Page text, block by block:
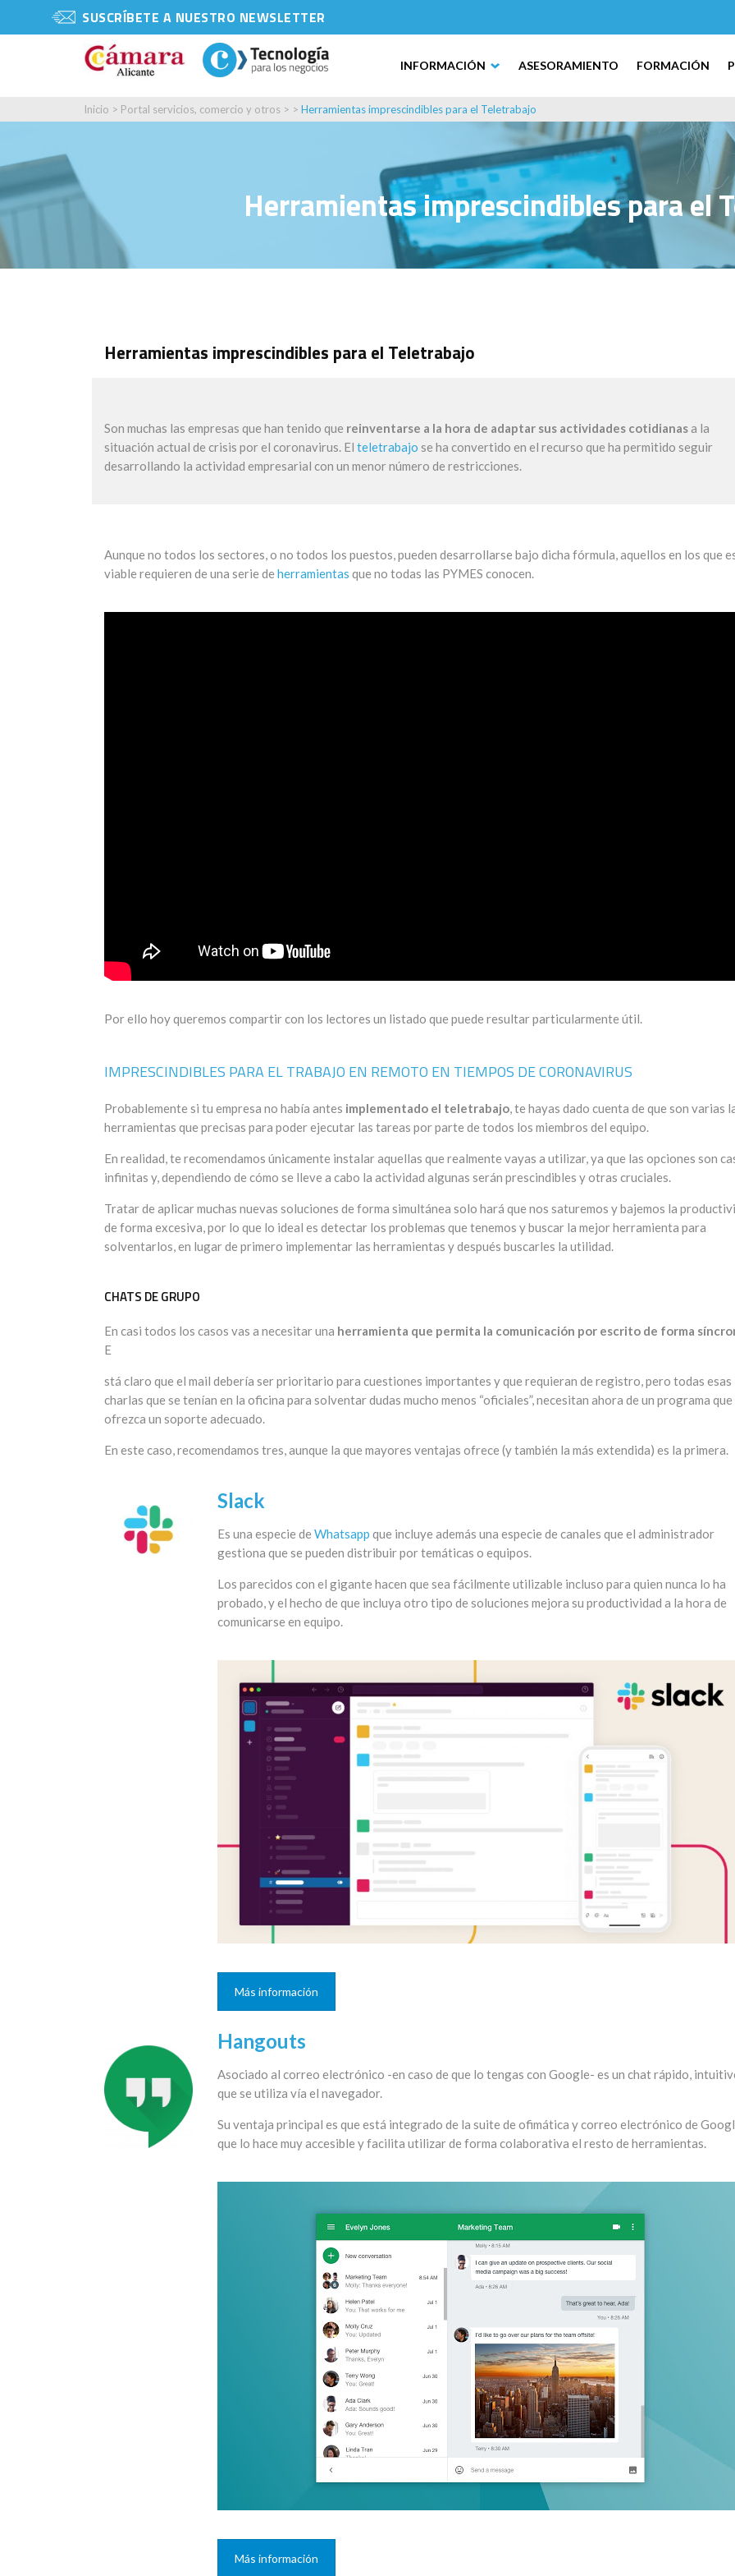
SUSCRÍBETE A NUESTRO NEWSLETTER
INFORMACIÓN ASESORAMIENTO FORMACIÓN
Inicio > Portal servicios, comercio y otros > > Herramientas imprescindibles para el Teletrabajo
Herramientas imprescindibles para el
Herramientas imprescindibles para el Teletrabajo
Son muchas las empresas que han tenido que reinventarse a la hora de adaptar sus actividades cotidianasa la
situación actual de crisis por el coronavirus. El teletrabajo se ha convertido en el recurso que ha permitido seguir
desarrollando la actividad empresarial con un menor número de restricciones.
Aunque no todos los sectores, o no todos los puestos, pueden desarrollarse bajo dicha fórmula, aquellos en los que
viable requieren de una serie de herramientas que no todas las PYMES conocen.
Por ello hoy queremos compartir con los lectores un listado que puede resultar particularmente útil.
IMPRESCINDIBLES PARA EL TRABAJO EN REMOTO EN TIEMPOS DE CORONAVIRUS
Probablemente si tu empresa no había antes implementado el teletrabajo, te hayas dado cuenta de que son varias
herramientas que precisas para poder ejecutar las tareas por parte de todos los miembros del equipo.
En realidad, te recomendamos únicamente instalar aquellas que realmente vayas a utilizar, ya que las opciones son
infinitas y, dependiendo de cómo se lleve a cabo la actividad algunas serán prescindibles y otras cruciales.
Tratar de aplicar muchas nuevas soluciones de forma simultánea solo hará que nos saturemos y bajemos la
de forma excesiva, por lo que lo ideal es detectar los problemas que tenemos y buscar la mejor herramienta para
solventarlos, en lugar de primero implementar las herramientas y después buscarles la utilidad.
CHATS DE GRUPO
En casi todos los casos vas a necesitar una herramienta que permita la comunicación por escrito de forma
E
stá claro que el mail debería ser prioritario para cuestiones importantes y que requieran de registro, pero todas esas
charlas que se tenían en la oficina para solventar dudas mucho menos “oficiales”, necesitan ahora de un programa que
ofrezca un soporte adecuado.
En este caso, recomendamos tres, aunque la que mayores ventajas ofrece (y también la más extendida) es la primera.
Slack
Es una especie de Whatsapp que incluye además una especie de canales que el administrador
gestiona que se pueden distribuir por temáticas o equipos.
Los parecidos con el gigante hacen que sea fácilmente utilizable incluso para quien nunca lo ha
probado, y el hecho de que incluya otro tipo de soluciones mejora su productividad a la hora de
comunicarse en equipo.
Más información
Hangouts
Asociado al correo electrónico -en caso de que lo tengas con Google- es un chat rápido,
que se utiliza vía el navegador.
Su ventaja principal es que está integrado de la suite de ofimática y correo electrónico de
que lo hace muy accesible y facilita utilizar de forma colaborativa el resto de herramientas.
Más información